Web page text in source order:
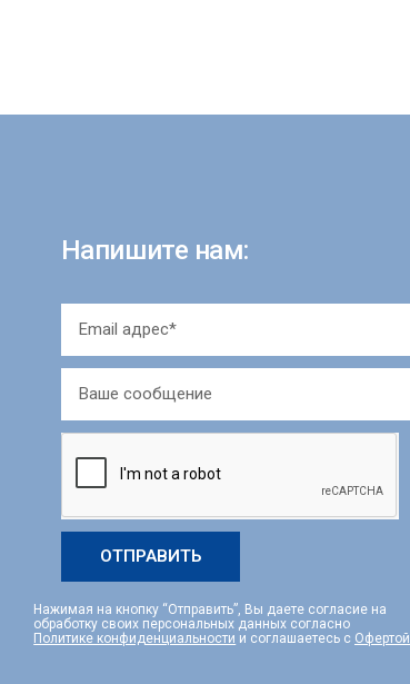
Напишите нам:
ОТПРАВИТЬ
Нажимая на кнопку “Отправить”, Вы даете согласие на
обработку своих персональных данных согласно
Политике конфиденциальности и соглашаетесь с Офертой